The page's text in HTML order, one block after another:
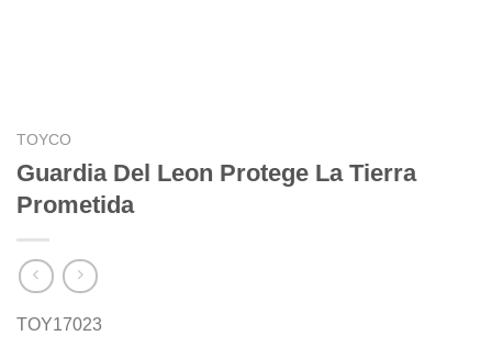
TOYCO
Guardia Del Leon Protege La Tierra
Prometida
TOY17023